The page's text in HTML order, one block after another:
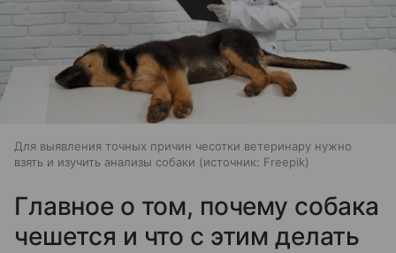
Для выявления точных причин чесотки ветеринару нужно
взять и изучить анализы собаки
источник: Freepik
Главное о том, почему собака
чешется и что с этим делать